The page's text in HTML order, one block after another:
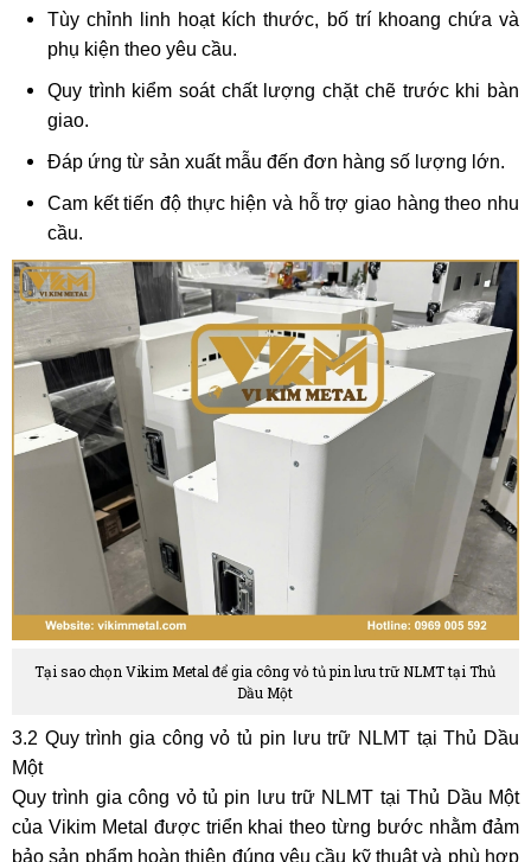
Tùy chỉnh linh hoạt kích thước, bố trí khoang chứa và
phụ kiện theo yêu cầu.
Quy trình kiểm soát chất lượng chặt chẽ trước khi bàn
giao.
Đáp ứng từ sản xuất mẫu đến đơn hàng số lượng lớn.
Cam kết tiến độ thực hiện và hỗ trợ giao hàng theo nhu
cầu.
Tại sao chọn Vikim Metal để gia công vỏ tủ pin lưu trữ NLMT tại Thủ
Dầu Một
3.2 Quy trình gia công vỏ tủ pin lưu trữ NLMT tại Thủ Dầu
Một
Quy trình gia công vỏ tủ pin lưu trữ NLMT tại Thủ Dầu Một
của Vikim Metal được triển khai theo từng bước nhằm đảm
bảo sản phẩm hoàn thiện đúng yêu cầu kỹ thuật và phù hợp